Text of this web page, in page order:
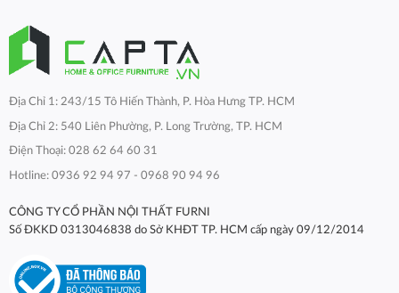
Địa Chỉ 1: 243/15 Tô Hiến Thành, P. Hòa Hưng TP. HCM
Địa Chỉ 2: 540 Liên Phường, P. Long Trường, TP. HCM
Điện Thoại: 028 62 64 60 31
Hotline: 0936 92 94 97 - 0968 90 94 96
CÔNG TY CỔ PHẦN NỘI THẤT FURNI
Số ĐKKD 0313046838 do Sở KHĐT TP. HCM cấp ngày 09/12/2014